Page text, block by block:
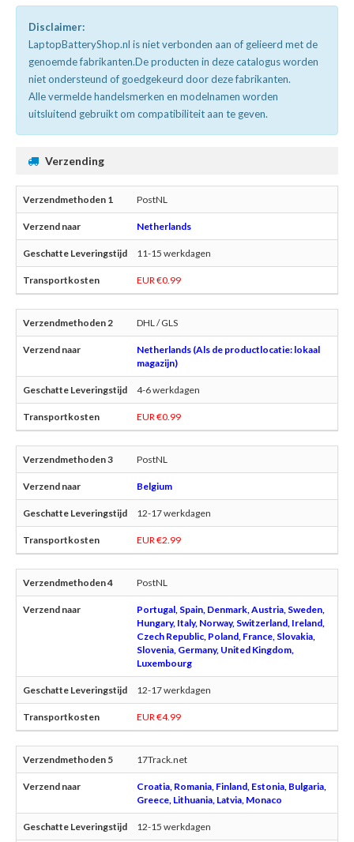
Disclaimer:
LaptopBatteryShop.nl is niet verbonden aan of gelieerd met de
genoemde fabrikanten.De producten in deze catalogus worden
niet ondersteund of goedgekeurd door deze fabrikanten.
Alle vermelde handelsmerken en modelnamen worden
uitsluitend gebruikt om compatibiliteit aan te geven.
Verzending
PostNL
Netherlands
11-15 werkdagen
EUR €0.99
DHL / GLS
Netherlands (Als de productlocatie: lokaal
magazijn)
4-6 werkdagen
EUR €0.99
PostNL
Belgium
12-17 werkdagen
EUR €2.99
PostNL
Portugal, Spain, Denmark, Austria, Sweden,
Hungary, Italy, Norway, Switzerland, Ireland,
Czech Republic, Poland, France, Slovakia,
Slovenia, Germany, United Kingdom,
Luxembourg
12-17 werkdagen
EUR €4.99
17Track.net
Croatia, Romania, Finland, Estonia, Bulgaria,
Greece, Lithuania, Latvia, Monaco
12-15 werkdagen